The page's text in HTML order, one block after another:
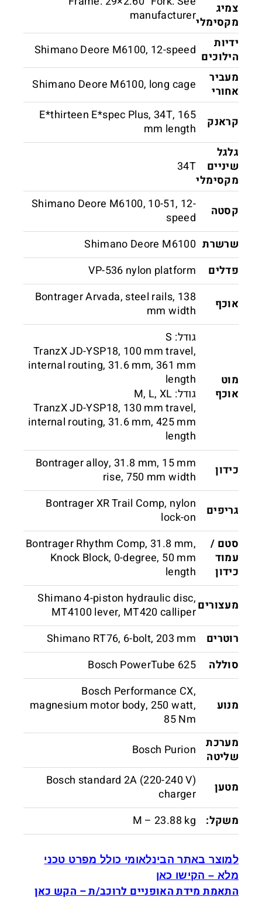
צמיג
מקסימליmanufacturer
ידיות
הילוכים Shimano Deore M6100, 12-speed
מעביר
אחורי
Shimano Deore M6100, long cage
קראנק
E*thirteen E*spec Plus, 34T, 165
mm length
גלגל
שיניים
מקסימלי
34T
קסטה
Shimano Deore M6100, 10-51, 12-
speed
שרשרת Shimano Deore M6100
פדלים
VP-536 nylon platform
אוכף
Bontrager Arvada, steel rails, 138
mm width
מוט
אוכף
גודל: S
TranzX JD-YSP18, 100 mm travel,
internal routing, 31.6 mm, 361 mm
length
גודל: M, L, XL
TranzX JD-YSP18, 130 mm travel,
internal routing, 31.6 mm, 425 mm
length
כידון
Bontrager alloy, 31.8 mm, 15 mm
rise, 750 mm width
גריפים
Bontrager XR Trail Comp, nylon
lock-on
סטם /
עמוד
כידון
Bontrager Rhythm Comp, 31.8 mm,
Knock Block, 0-degree, 50 mm
length
מעצוריםShimano 4-piston hydraulic disc,
MT4100 lever, MT420 calliper
רוטרים
Shimano RT76, 6-bolt, 203 mm
סוללה
Bosch PowerTube 625
מנוע
Bosch Performance CX,
magnesium motor body, 250 watt,
85 Nm
מערכת
שליטה
Bosch Purion
מטען
Bosch standard 2A (220-240 V)
charger
משקל:
M – 23.88 kg
למוצר באתר הבינלאומי כולל מפרט טכני
מלא – הקישו כאן
התאמת מידת האופניים לרוכב/ת –הקש כאן